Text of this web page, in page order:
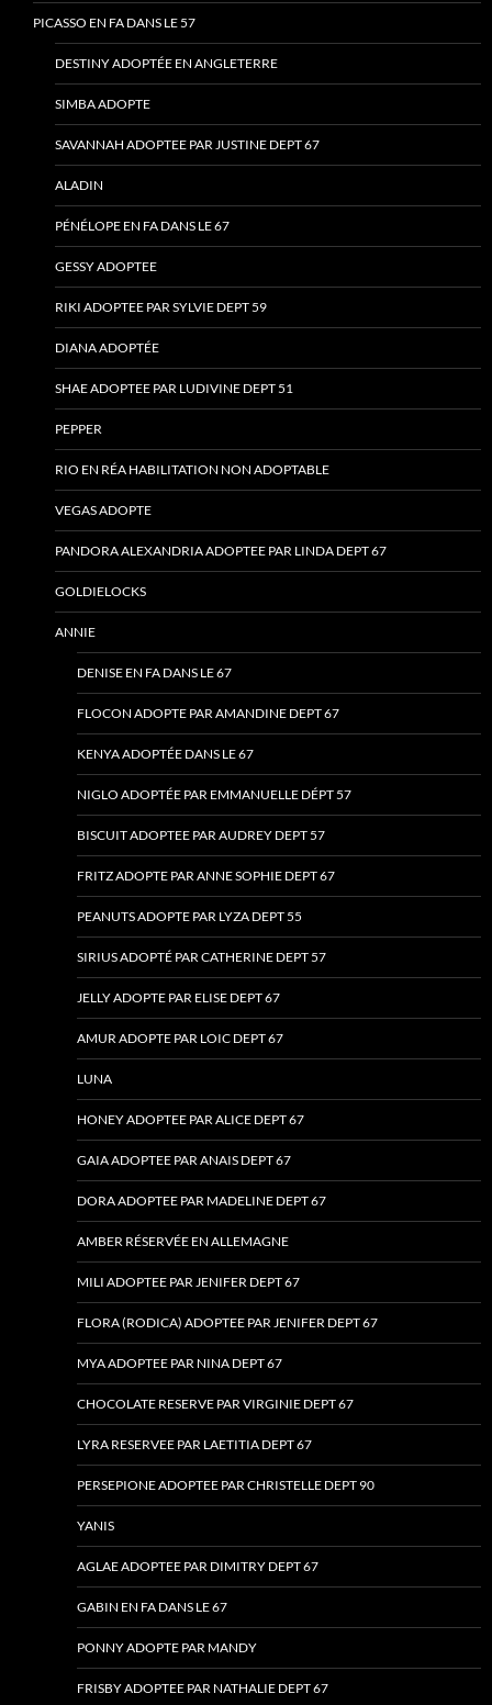
PICASSO EN FA DANS LE 57
DESTINY ADOPTÉE EN ANGLETERRE
SIMBA ADOPTE
SAVANNAH ADOPTEE PAR JUSTINE DEPT 67
ALADIN
PÉNÉLOPE EN FA DANS LE 67
GESSY ADOPTEE
RIKI ADOPTEE PAR SYLVIE DEPT 59
DIANA ADOPTÉE
SHAE ADOPTEE PAR LUDIVINE DEPT 51
PEPPER
RIO EN RÉA HABILITATION NON ADOPTABLE
VEGAS ADOPTE
PANDORA ALEXANDRIA ADOPTEE PAR LINDA DEPT 67
GOLDIELOCKS
ANNIE
DENISE EN FA DANS LE 67
FLOCON ADOPTE PAR AMANDINE DEPT 67
KENYA ADOPTÉE DANS LE 67
NIGLO ADOPTÉE PAR EMMANUELLE DÉPT 57
BISCUIT ADOPTEE PAR AUDREY DEPT 57
FRITZ ADOPTE PAR ANNE SOPHIE DEPT 67
PEANUTS ADOPTE PAR LYZA DEPT 55
SIRIUS ADOPTÉ PAR CATHERINE DEPT 57
JELLY ADOPTE PAR ELISE DEPT 67
AMUR ADOPTE PAR LOIC DEPT 67
LUNA
HONEY ADOPTEE PAR ALICE DEPT 67
GAIA ADOPTEE PAR ANAIS DEPT 67
DORA ADOPTEE PAR MADELINE DEPT 67
AMBER RÉSERVÉE EN ALLEMAGNE
MILI ADOPTEE PAR JENIFER DEPT 67
FLORA (RODICA) ADOPTEE PAR JENIFER DEPT 67
MYA ADOPTEE PAR NINA DEPT 67
CHOCOLATE RESERVE PAR VIRGINIE DEPT 67
LYRA RESERVEE PAR LAETITIA DEPT 67
PERSEPIONE ADOPTEE PAR CHRISTELLE DEPT 90
YANIS
AGLAE ADOPTEE PAR DIMITRY DEPT 67
GABIN EN FA DANS LE 67
PONNY ADOPTE PAR MANDY
FRISBY ADOPTEE PAR NATHALIE DEPT 67